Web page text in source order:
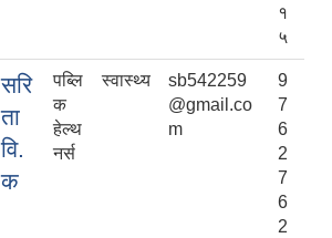
१
५
सरि
ता
वि.
क
पब्लि
क
हेल्थ
नर्स
स्वास्थ्य
sb542259
@gmail.co
m
9
7
6
2
7
6
2